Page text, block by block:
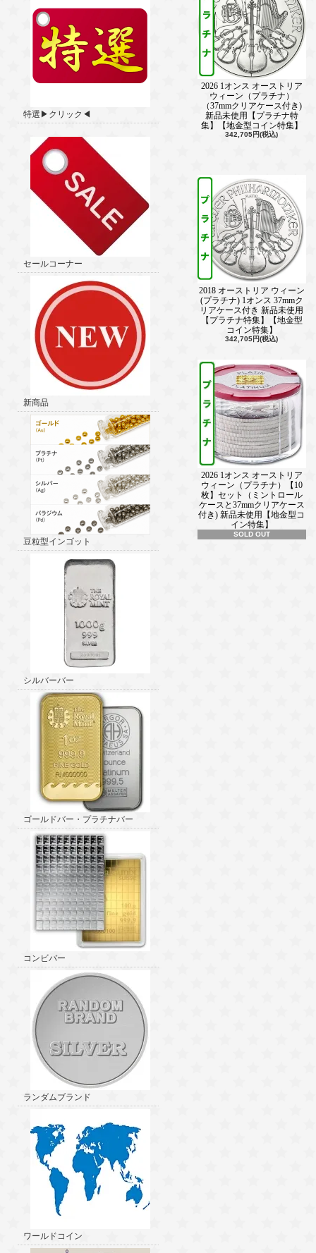
特選▶クリック◀
セールコーナー
新商品
豆粒型インゴット
シルバーバー
ゴールドバー・プラチナバー
コンビバー
ランダムブランド
ワールドコイン
2026 1オンス オーストリア
ウィーン（プラチナ）
（37mmクリアケース付き)
新品未使用【プラチナ特
集】【地金型コイン特集】
342,705円(税込)
2018 オーストリア ウィーン
(プラチナ) 1オンス 37mmク
リアケース付き 新品未使用
【プラチナ特集】【地金型
コイン特集】
342,705円(税込)
2026 1オンス オーストリア
ウィーン（プラチナ）【10
枚】セット（ミントロール
ケースと37mmクリアケース
付き) 新品未使用【地金型コ
イン特集】
SOLD OUT